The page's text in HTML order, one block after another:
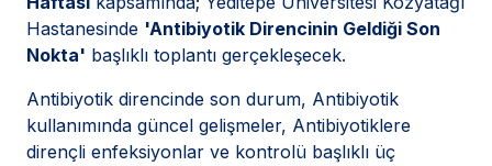
Hastanesinde 'Antibiyotik Direncinin Geldiği Son
Nokta' başlıklı toplantı gerçekleşecek.
Antibiyotik direncinde son durum, Antibiyotik
kullanımında güncel gelişmeler, Antibiyotiklere
dirençli enfeksiyonlar ve kontrolü başlıklı üç